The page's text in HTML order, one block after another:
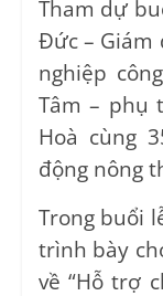
Tham dự
Đức – Giám
nghiệp
Tâm – phụ
Hoà cùng
động nông
Trong buổi
trình bày
về “Hỗ trợ